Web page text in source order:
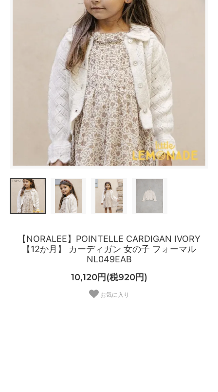
【NORALEE】POINTELLE CARDIGAN IVORY
【12か月】 カーディガン 女の子 フォーマル
NL049EAB
10,120円(税920円)
お気に入り